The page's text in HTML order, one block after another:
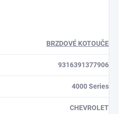
BRZDOVÉ KOTOUČE
9316391377906
4000 Series
CHEVROLET